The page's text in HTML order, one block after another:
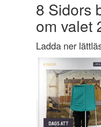
8 Sidors
om valet
Ladda ner